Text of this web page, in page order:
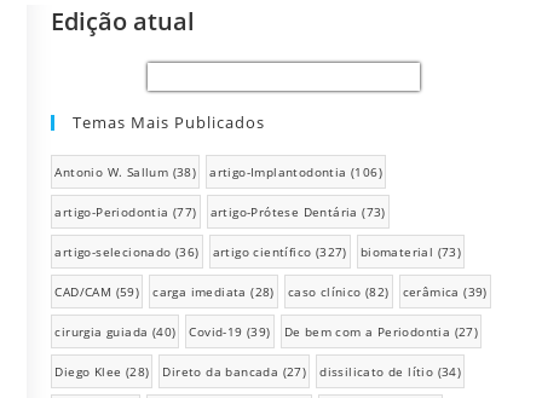
Edição atual
Temas Mais Publicados
Antonio W. Sallum (38) artigo-Implantodontia (106)
artigo-Periodontia (77) artigo-Prótese Dentária (73)
artigo-selecionado (36) artigo científico (327) biomaterial (73)
CAD/CAM (59) carga imediata (28) caso clínico (82) cerâmica (39)
cirurgia guiada (40) Covid-19 (39) De bem com a Periodontia (27)
Diego Klee (28) Direto da bancada (27) dissilicato de lítio (34)